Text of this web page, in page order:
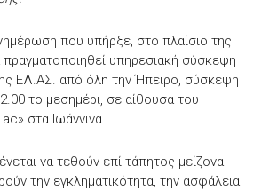
που υπήρξε, στο πλαίσιο της
υπηρεσιακή σύσκεψη
ΕΛ.ΑΣ. από όλη την Ήπειρο, σύσκεψη
το μεσημέρι, σε αίθουσα του
στα Ιωάννινα.
να τεθούν επί τάπητος μείζονα
την εγκληματικότητα, την ασφάλεια